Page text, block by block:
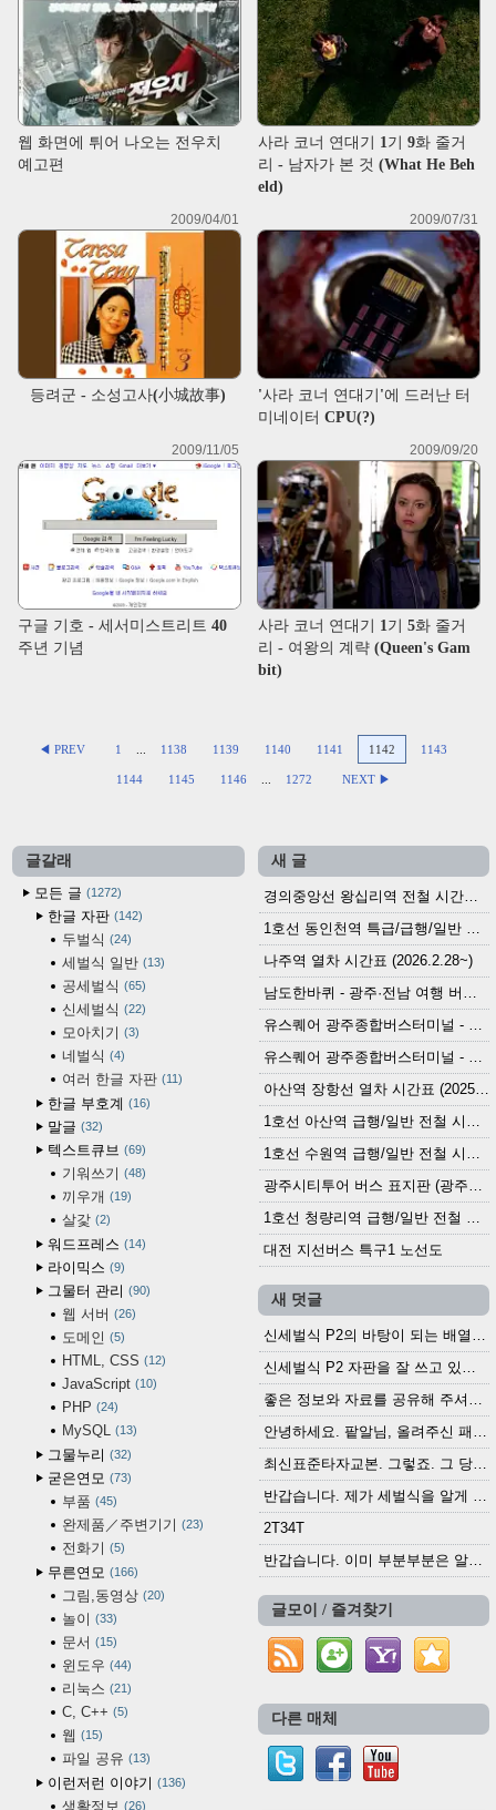
웹 화면에 튀어 나오는 전우치
예고편
사라 코너 연대기 1기 9화 줄거
리 - 남자가 본 것 (What He Beh
eld)
2009/04/01
등려군 - 소성고사(小城故事)
2009/07/31
'사라 코너 연대기'에 드러난 터
미네이터 CPU(?)
2009/11/05
구글 기호 - 세서미스트리트 40
주년 기념
2009/09/20
사라 코너 연대기 1기 5화 줄거
리 - 여왕의 계략 (Queen's Gam
bit)
◀ PREV 1 1138 1139 1140 1141 1142 1143
1144 1145 1146 1272 NEXT ▶
글갈래
모든 글
1272
한글 자판 142
두벌식 24
세벌식 일반 13
공세벌식 65
신세벌식 22
모아치기 3
네벌식 4
여러 한글 자판 11
한글 부호계 16
말글 32
텍스트큐브 69
기워쓰기 48
끼우개 19
살갗 2
워드프레스 14
라이믹스 9
그물터 관리 90
웹 서버 26
도메인 5
HTML, CSS 12
JavaScript 10
PHP 24
MySQL 13
그물누리 32
굳은연모 73
부품 45
완제품／주변기기 23
전화기 5
무른연모 166
그림,동영상 20
놀이 33
문서 15
윈도우 44
리눅스 21
C, C++ 5
웹 15
파일 공유 13
이런저런 이야기 136
생활정보 26
새 글
경의중앙선 왕십리역 전철 시간표 (2026.4.20~)
1호선 동인천역 특급/급행/일반 전철 시간표 (2026.2.28~)
나주역 열차 시간표 (2026.2.28~)
남도한바퀴 - 광주·전남 여행 버스 노선 (2026.3.1~5.31)
유스퀘어 광주종합버스터미널 - 곡성,순천／화순,보성,율포 방면 시외버스 시간표 (2026.1.31)
유스퀘어 광주종합버스터미널 - 담양, 순창, 남원, 무주, 장수, 거창, 대구 방면 시외버스 시간표 (2026...
아산역 장항선 열차 시간표 (2025.12.30 기준) (무궁화호, ITX-마음, 새마을호, 서해금빛열차)
1호선 아산역 급행/일반 전철 시간표 (2025.12.30~)
1호선 수원역 급행/일반 전철 시간표 (2025.12.30~)
광주시티투어 버스 표지판 (광주역 정류장) (2024?)
1호선 청량리역 급행/일반 전철 시간표 · 노선도 (2025.12.30~)
대전 지선버스 특구1 노선도
새 덧글
신세벌식 P2의 바탕이 되는 배열이나 주요 기능...
신세벌식 P2 자판을 잘 쓰고 있습니다. 쓰기 편리...
좋은 정보와 자료를 공유해 주셔서 고맙습니다....
안녕하세요. 팥알님, 올려주신 패치 여러모로 감사...
최신표준타자교본. 그렇죠. 그 당시에 최신 표준...
반갑습니다. 제가 세벌식을 알게 되어 세벌식 써...
2T34T
반갑습니다. 이미 부분부분은 알려진 정보들이...
글모이 / 즐겨찾기
다른 매체